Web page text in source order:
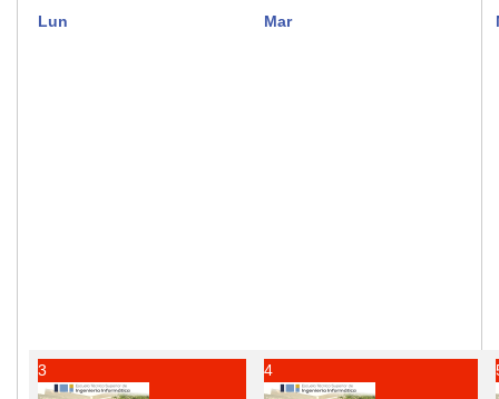
Lun
Mar
3 4